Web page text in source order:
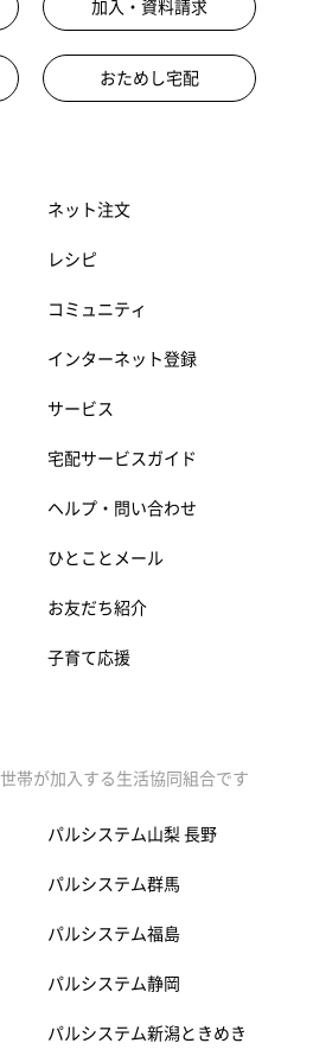
加入・資料請求
おためし宅配
ネット注文
レシピ
コミュニティ
インターネット登録
サービス
宅配サービスガイド
ヘルプ・問い合わせ
ひとことメール
お友だち紹介
子育て応援
帯が加入する生活協同組合です
パルシステム山梨 長野
パルシステム群馬
パルシステム福島
パルシステム静岡
パルシステム新潟ときめき